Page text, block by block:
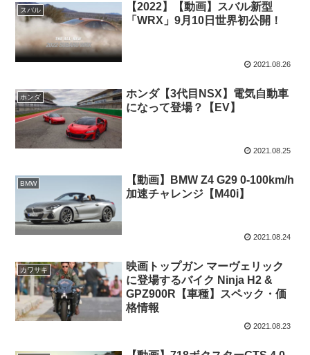
スバル
【2022】【動画】スバル新型
「WRX」9月10日世界初公開！
2021.08.26
ホンダ
ホンダ【3代目NSX】電気自動車
になって登場？【EV】
2021.08.25
BMW
【動画】BMW Z4 G29 0-100km/h
加速チャレンジ【M40i】
2021.08.24
カワサキ
映画トップガン マーヴェリック
に登場するバイク Ninja H2 &
GPZ900R【車種】スペック・価
格情報
2021.08.23